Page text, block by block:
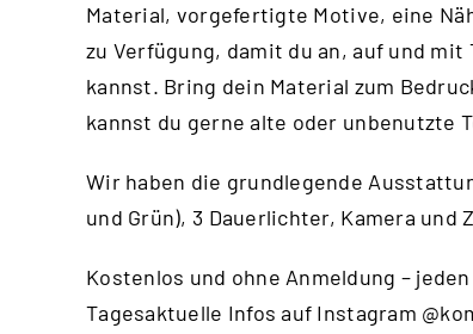
Material, vorgefertigte Motive, eine
zu Verfügung, damit du an, auf und
kannst. Bring dein Material zum
kannst du gerne alte oder unbenutzte
Wir haben die grundlegende
und Grün), 3 Dauerlichter, Kamera und
Kostenlos und ohne Anmeldung –
Tagesaktuelle Infos auf Instagram